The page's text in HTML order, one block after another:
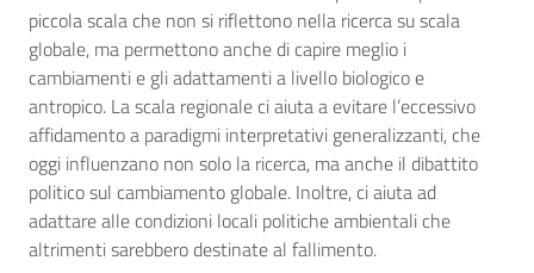
piccola scala che non si riflettono nella ricerca su scala
globale, ma permettono anche di capire meglio i
cambiamenti e gli adattamenti a livello biologico e
antropico. La scala regionale ci aiuta a evitare l’eccessivo
affidamento a paradigmi interpretativi generalizzanti, che
oggi influenzano non solo la ricerca, ma anche il dibattito
politico sul cambiamento globale. Inoltre, ci aiuta ad
adattare alle condizioni locali politiche ambientali che
altrimenti sarebbero destinate al fallimento.